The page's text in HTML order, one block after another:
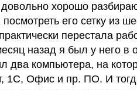
хорошо
его сетку из
перестала
назад я был у него в
два компьютера, на
1С, Офис и пр. ПО. И